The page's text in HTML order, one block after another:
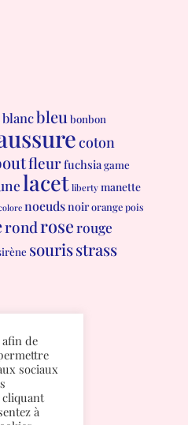
blancbleu bonbon
coton
fleurfuchsiagame
lacet liberty manette
noeudsnoirorange pois
rondroserouge
sourisstrass
de
sociaux
cliquant
à